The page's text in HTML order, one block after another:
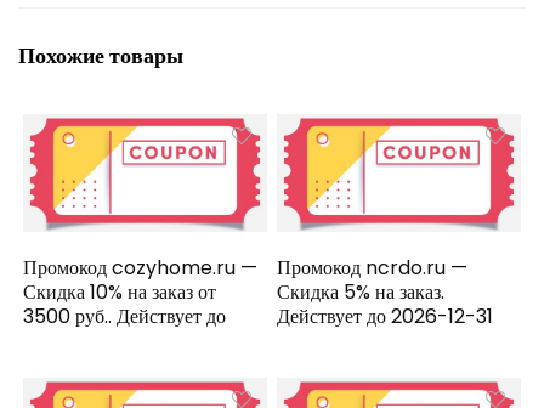
Похожие товары
Промокод cozyhome.ru —
Скидка 10% на заказ от
3500 руб.. Действует до
Промокод ncrdo.ru —
Скидка 5% на заказ.
Действует до 2026-12-31